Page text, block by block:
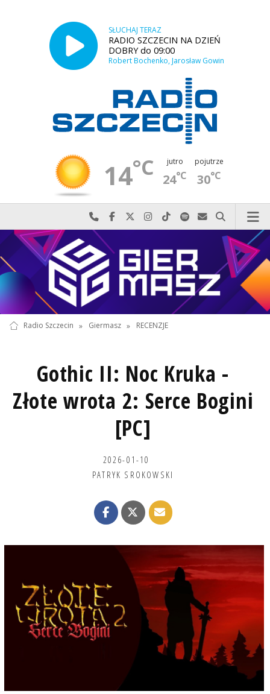
SŁUCHAJ TERAZ
RADIO SZCZECIN NA DZIEŃ
DOBRY do 09:00
Robert Bochenko, Jarosław Gowin
14°C jutro
24°C
pojutrze
30°C
Najlepiej po prostu do nas zadzwoń
Odwiedź nas na Facebook-u
Odwiedź nas na X
Odwiedź nas na Instagram-ie
Odwiedź nas na TikTok-u
Szukaj nas na Spotify
Wyślij do nas
Szukaj
Radio Szczecin » Giermasz » RECENZJE
Gothic II: Noc Kruka -
Złote wrota 2: Serce Bogini
[PC]
2026-01-10
PATRYK SROKOWSKI